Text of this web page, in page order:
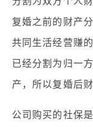
复婚之前的财产
共同生活经营赚
已经分割为归一
产，所以复婚后
公司购买的社保